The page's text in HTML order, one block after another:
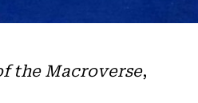
the Macroverse,